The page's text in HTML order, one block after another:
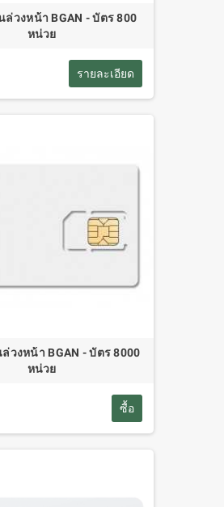
ล่วงหน้า BGAN - บัตร 800
หน่วย
รายละเอียด
วงหน้า BGAN - บัตร 8000
หน่วย
ซื้อ